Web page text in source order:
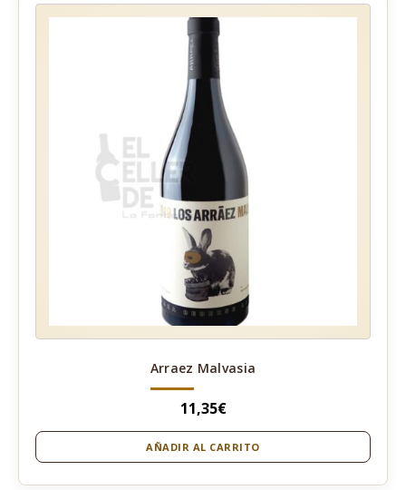
Arraez Malvasia
11,35€
AÑADIR AL CARRITO